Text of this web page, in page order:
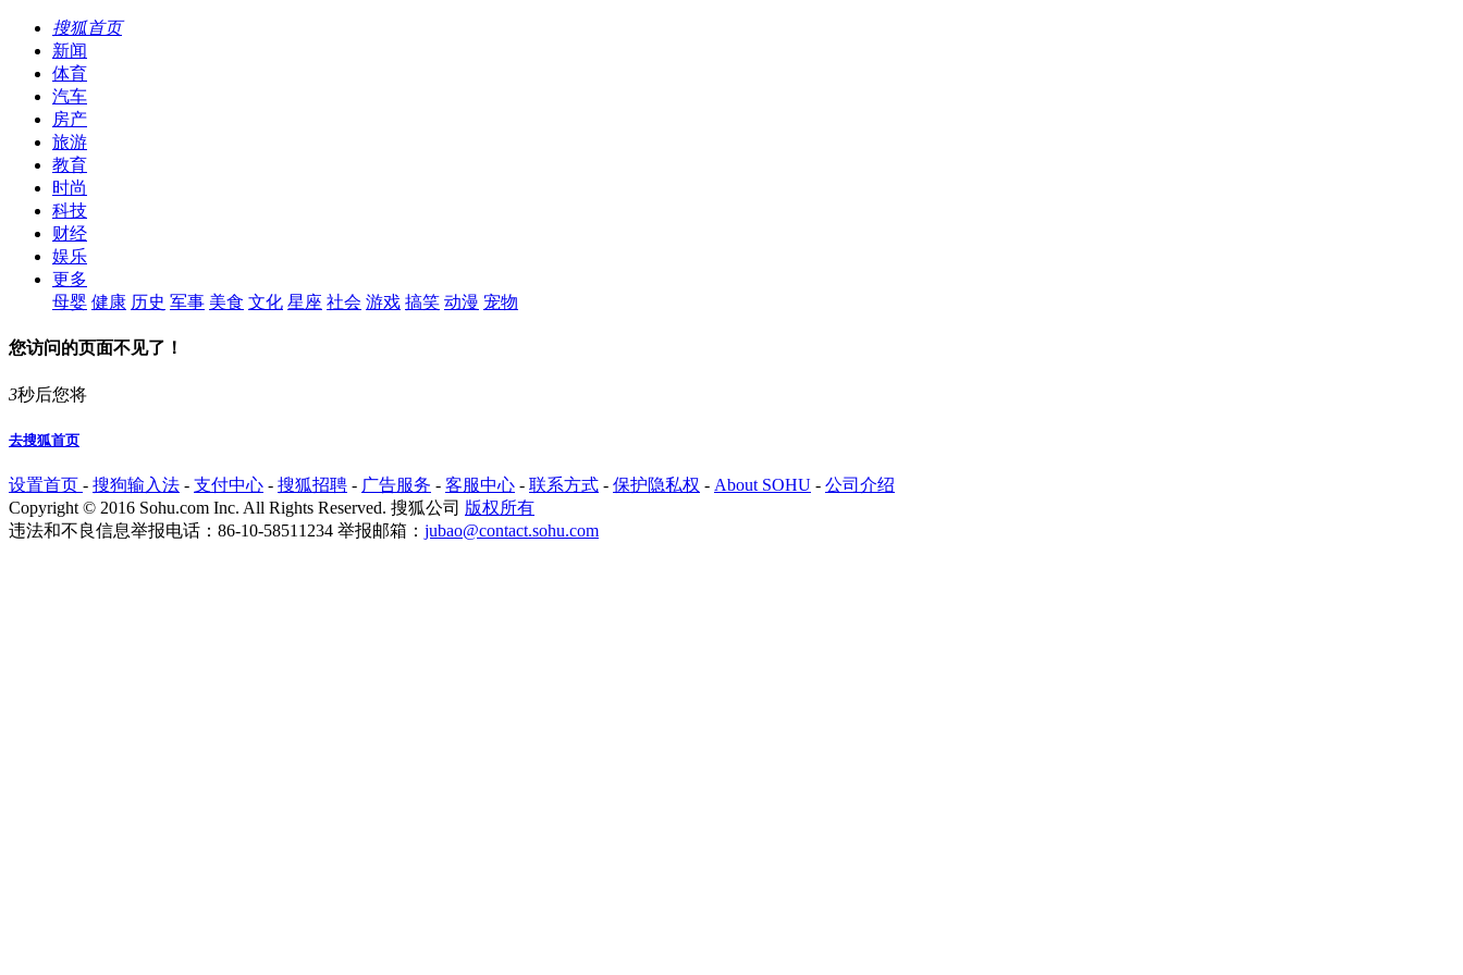
搜狐首页
新闻
体育
汽车
房产
旅游
教育
时尚
科技
财经
娱乐
更多
母婴 健康 历史 军事 美食 文化 星座 社会 游戏 搞笑 动漫 宠物
您访问的页面不见了！
3秒后您将
去搜狐首页
设置首页 - 搜狗输入法 - 支付中心 - 搜狐招聘 - 广告服务 - 客服中心 - 联系方式 - 保护隐私权 - About SOHU - 公司介绍
Copyright © 2016 Sohu.com Inc. All Rights Reserved. 搜狐公司 版权所有
违法和不良信息举报电话：86-10-58511234 举报邮箱： jubao@contact.sohu.com